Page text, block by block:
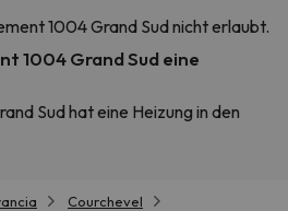
1004 Grand Sud nicht erlaubt.
1004 Grand Sud eine
Sud hat eine Heizung in den
Courchevel